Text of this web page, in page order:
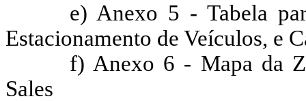
e) Anexo 5 - Tabela
Estacionamento de Veículos, e
f) Anexo 6 - Mapa da
Sales